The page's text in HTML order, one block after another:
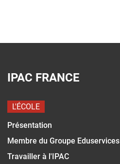
IPAC FRANCE
L'ÉCOLE
Présentation
Membre du Groupe Eduservices
Travailler à l'IPAC